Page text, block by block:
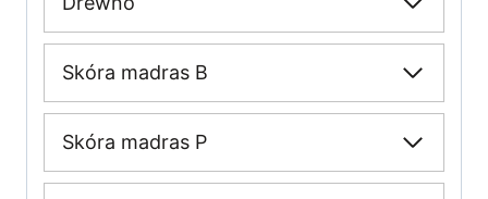
Skóra madras B
Skóra madras P